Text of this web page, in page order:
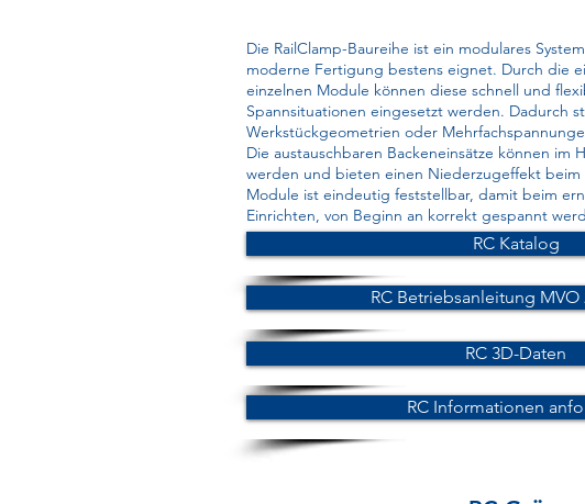
Die RailClamp-Baureihe ist ein modulares
moderne Fertigung bestens eignet. Durch die
einzelnen Module können diese schnell und
Spannsituationen eingesetzt werden. Dadurch
Werkstückgeometrien oder
Die austauschbaren Backeneinsätze können im
werden und bieten einen Niederzugeffekt beim
Module ist eindeutig feststellbar, damit beim
Einrichten, von Beginn an korrekt gespannt
RC Katalog
RC Betriebsanleitung MVO
RC 3D-Daten
RC Informationen